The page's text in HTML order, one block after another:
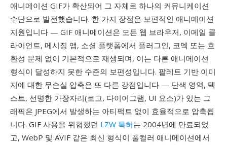
애니메이션 GIF가 확산되어 그 자체로 하나의 커뮤니케이션
수단으로 발전했습니다. 한 가지 장점은 보편적인 애니메이션
지원입니다 — GIF 애니메이션은 모든 웹 브라우저, 이메일 클
라이언트, 메시징 앱, 소셜 플랫폼에서 플러그인, 코덱 또는 호
환성 문제 없이 기본적으로 재생되며, 이는 다른 애니메이션
형식이 달성하지 못한 수준의 보편성입니다. 팔레트 기반 이미
지에 대한 무손실 압축은 또 다른 강점입니다 — 단색 영역, 텍
스트, 선명한 가장자리(로고, 다이어그램, UI 요소)가 있는 그
래픽은 JPEG에서 발생하는 아티팩트 없이 효율적으로 압축됩
니다. GIF 사용을 위협했던 LZW 특허는 2004년에 만료되었
고, WebP 및 AVIF 같은 최신 형식이 풀컬러 애니메이션에서